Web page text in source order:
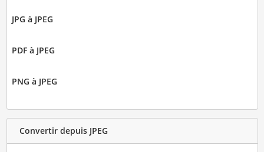
JPG à JPEG
PDF à JPEG
PNG à JPEG
Convertir depuis JPEG